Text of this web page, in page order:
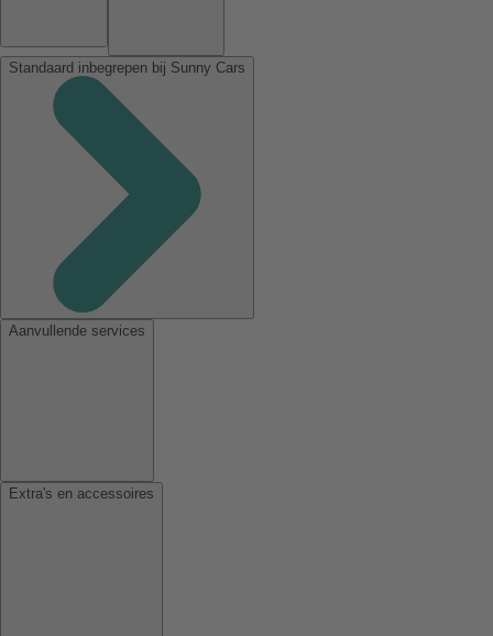
Standaard inbegrepen bij Sunny Cars
Aanvullende services
Extra's en accessoires